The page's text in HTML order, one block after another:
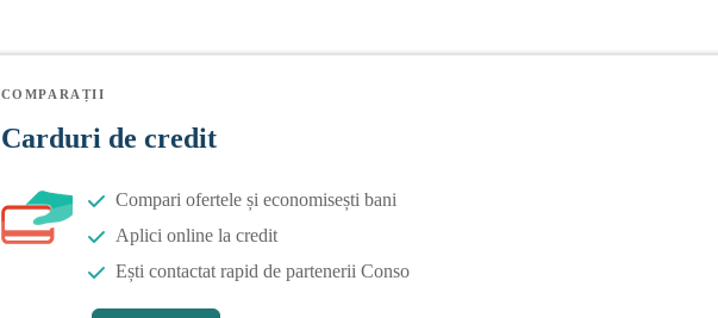
COMPARAȚII
Carduri de credit
Compari ofertele și economisești bani
Aplici online la credit
Ești contactat rapid de partenerii Conso